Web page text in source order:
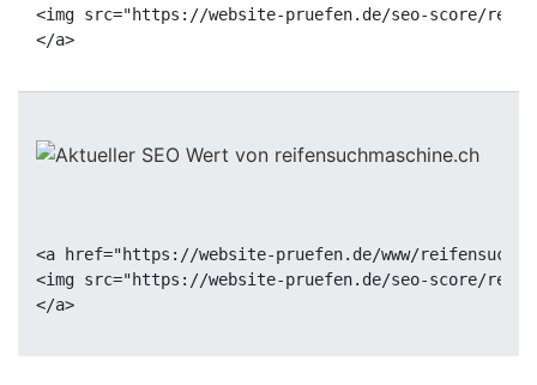
<img src="https://website-pruefen.de/seo-score/
<a href="https://website-pruefen.de/www/
<img src="https://website-pruefen.de/seo-score/